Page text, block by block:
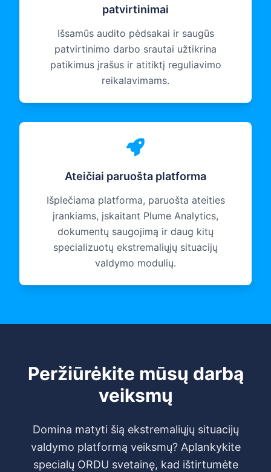
patvirtinimai
Išsamūs audito pėdsakai ir saugūs
patvirtinimo darbo srautai užtikrina
patikimus įrašus ir atitiktį reguliavimo
reikalavimams.
Ateičiai paruošta platforma
Išplečiama platforma, paruošta ateities
įrankiams, įskaitant Plume Analytics,
dokumentų saugojimą ir daug kitų
specializuotų ekstremaliųjų situacijų
valdymo modulių.
Peržiūrėkite mūsų darbą
veiksmų
Domina matyti šią ekstremaliųjų situacijų
valdymo platformą veiksmų? Aplankykite
specialų ORDU svetainę, kad ištirtumėte